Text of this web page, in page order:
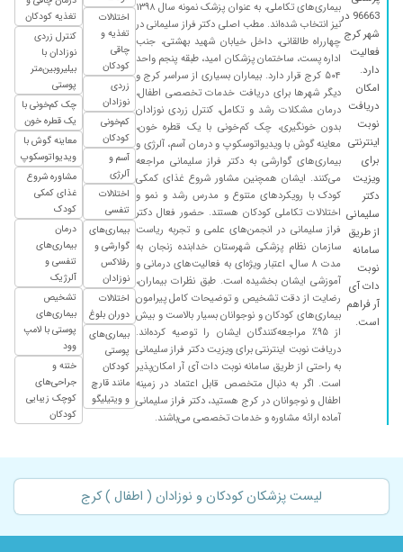
آقای دکتر بسیار حاذق هستن و تشخیصشون در
تمام موارد درست و به موقع هست با حوصله و
متانت تمام به توضیحات گوش میکنن و اصلا داروی
نامرتبط تجویز نمیکنن..ارتباطشون با دخترم عالی
بود واقعا سطح سوادش بینظیره
۱۴۰۵/۰۳/۱۸
عالیه بهترین ۱۴۰۳/۰۸/۲۰
عالییییییی ۱۴۰۴/۰۶/۱۷
من جون بچه ام مدیون ایشون هستم تشخیص
عالی وخیلی بااخلاق
۱۴۰۴/۰۵/۰۷
جلسه اول بود خیلی با حوصله دارو دادن شروع
کردیم انشاالله خیره
۱۴۰۴/۱۱/۲۱
خیلی خوب ۱۴۰۳/۰۵/۲۱
ایشونو ازبیمارستان ناجا میشناسم.دلسوز ومتخصص ۱۴۰۲/۱۱/۲۹
عالی و با تجربه ۱۴۰۳/۰۲/۲۲
خوش رو خوش اخلاق،مهربان،تحت درمان ۱۴۰۳/۰۲/۱۷
بسیار باحوصله و دقیق ۱۴۰۲/۰۹/۲۲
خوب و خوش ۱۴۰۳/۱۱/۱۰
از بدو تولد دخترم پیش ایشون بردمشون. بسیار ۱۴۰۴/۰۸/۱۹
برای افزایش قد دخترم رفته بودم.در این ۳ ماه
نتیجه عالی بوده
۱۴۰۳/۱۱/۲۲
96663 در
شهر کرج
فعالیت
دارد.
امکان
دریافت
نوبت
اینترنتی
برای
ویزیت
دکتر
سلیمانی
از طریق
سامانه
نوبت
دات آی
آر فراهم
است.
بیماری‌های تکاملی، به عنوان پزشک نمونه سال ۱۳۹۸
نیز انتخاب شده‌اند. مطب اصلی دکتر فراز سلیمانی در
چهارراه طالقانی، داخل خیابان شهید بهشتی، جنب
اداره پست، ساختمان پزشکان امید، طبقه پنجم واحد
۵۰۴ کرج قرار دارد. بیماران بسیاری از سراسر کرج و
دیگر شهرها برای دریافت خدمات تخصصی اطفال،
درمان مشکلات رشد و تکامل، کنترل زردی نوزادان
بدون خونگیری، چک کم‌خونی با یک قطره خون،
معاینه گوش با ویدیواتوسکوپ و درمان آسم، آلرژی و
بیماری‌های گوارشی به دکتر فراز سلیمانی مراجعه
می‌کنند. ایشان همچنین مشاور شروع غذای کمکی
کودک با رویکردهای متنوع و مدرس رشد و نمو و
اختلالات تکاملی کودکان هستند. حضور فعال دکتر
فراز سلیمانی در انجمن‌های علمی و تجربه ریاست
سازمان نظام پزشکی شهرستان خدابنده زنجان به
مدت ۸ سال، اعتبار ویژه‌ای به فعالیت‌های درمانی و
آموزشی ایشان بخشیده است. طبق نظرات بیماران،
رضایت از دقت تشخیص و توضیحات کامل پیرامون
بیماری‌های کودکان و نوجوانان بسیار بالاست و بیش
از ۹۵٪ مراجعه‌کنندگان ایشان را توصیه کرده‌اند.
دریافت نوبت اینترنتی برای ویزیت دکتر فراز سلیمانی
به راحتی از طریق سامانه نوبت دات آی آر امکان‌پذیر
است. اگر به دنبال متخصص قابل اعتماد در زمینه
اطفال و نوجوانان در کرج هستید، دکتر فراز سلیمانی
آماده ارائه مشاوره و خدمات تخصصی می‌باشند.
اختلالات
تغذیه و
چاقی
کودکان
زردی
نوزادان
کم‌خونی
کودکان
آسم و
آلرژی
اختلالات
تنفسی
بیماری‌های
گوارشی و
رفلاکس
نوزادان
اختلالات
دوران بلوغ
بیماری‌های
پوستی
کودکان
مانند قارچ
و ویتیلیگو
تغذیه کودکان
کنترل زردی
نوزادان با
بیلیروبین‌متر
پوستی
چک کم‌خونی با
یک قطره خون
معاینه گوش با
ویدیواتوسکوپ
مشاوره شروع
غذای کمکی
کودک
درمان
بیماری‌های
تنفسی و
آلرژیک
تشخیص
بیماری‌های
پوستی با لامپ
وود
ختنه و
جراحی‌های
کوچک زیبایی
کودکان
لیست پزشکان کودکان و نوزادان ( اطفال ) کرج